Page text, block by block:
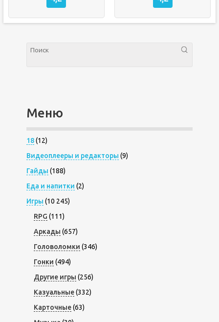
Меню
18(12)
Видеоплееры и редакторы (9)
Гайды (188)
Еда и напитки (2)
Игры (10 245)
RPG (111)
Аркады (657)
Головоломки (346)
Гонки (494)
Другие игры (256)
Казуальные(332)
Карточные(63)